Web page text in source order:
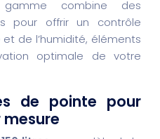
combine des
pour offrir un contrôle
de l’humidité, éléments
optimale de votre
de pointe pour
mesure